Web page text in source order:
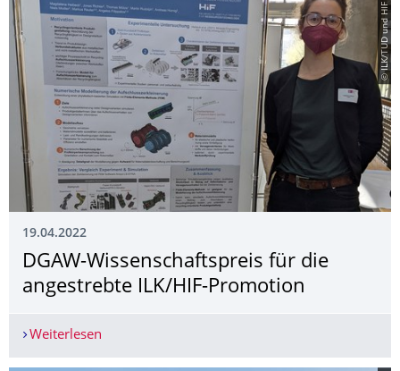
© ILK/TUD und HIF
19.04.2022
DGAW-Wissenschaftspreis für die
angestrebte ILK/HIF-Promotion
Weiterlesen